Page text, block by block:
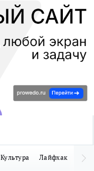
Культура Лайфхак